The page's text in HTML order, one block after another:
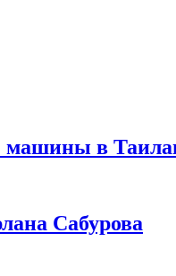
машины в
Сабурова